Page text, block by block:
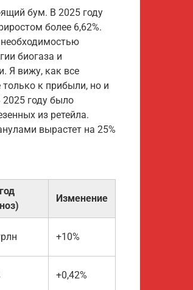
бум. В 2025 году
более 6,62%.
биогаза и
Я вижу, как все
к прибыли, но и
году было
из ретейла.
вырастет на 25%
Изменение
+10%
+0,42%